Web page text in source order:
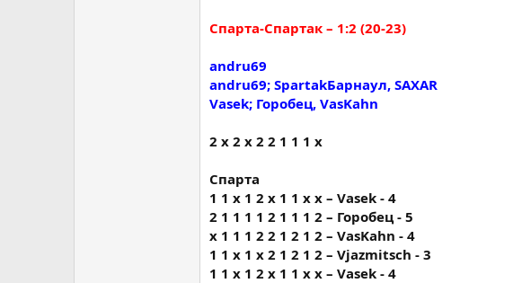
Спарта-Спартак – 1:2 (20-23)
andru69
andru69; SpartakБарнаул, SAXAR
Vasek; Горобец, VasKahn
2 х 2 х 2 2 1 1 1 х
Спарта
1 1 x 1 2 x 1 1 x x – Vasek - 4
2 1 1 1 1 2 1 1 1 2 – Горобец - 5
х 1 1 1 2 2 1 2 1 2 – VasKahn - 4
1 1 х 1 х 2 1 2 1 2 – Vjazmitsch - 3
1 1 x 1 2 x 1 1 x x – Vasek - 4